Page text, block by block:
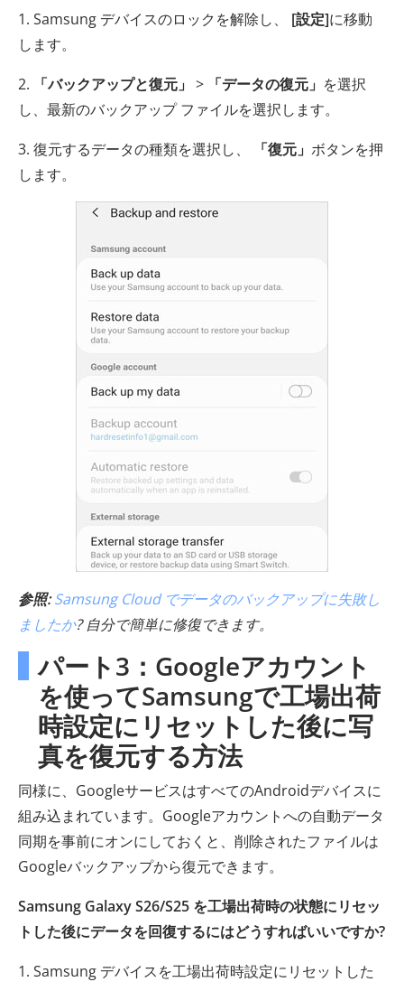
1. Samsung デバイスのロックを解除し、 [設定]に移動
します。
2.
「バックアップと復元」 > 「データの復元」 を選択
し、最新のバックアップ ファイルを選択します。
3. 復元するデータの種類を選択し、
「復元」 ボタンを押
します。
参照: Samsung Cloud でデータのバックアップに失敗し
ましたか? 自分で簡単に修復できます。
パート3：Googleアカウント
を使ってSamsungで工場出荷
時設定にリセットした後に写
真を復元する方法
同様に、GoogleサービスはすべてのAndroidデバイスに
組み込まれています。Googleアカウントへの自動データ
同期を事前にオンにしておくと、削除されたファイルは
Googleバックアップから復元できます。
Samsung Galaxy S26/S25 を工場出荷時の状態にリセッ
トした後にデータを回復するにはどうすればいいですか?
1. Samsung デバイスを工場出荷時設定にリセットした